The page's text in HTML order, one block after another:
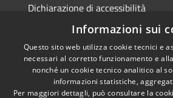
Dichiarazione di accessibilità
Accessibilità
Cerro
Informazioni sui
Questo sito web utilizza cookie tecnici e
necessari al corretto funzionamento e
nonché un cookie tecnico analitico al
informazioni statistiche,
Per maggiori dettagli, può consultare la